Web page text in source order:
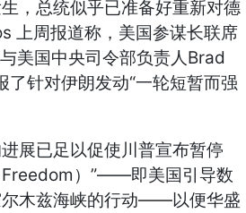
，总统似乎已准备好重新对德
上周报道称，美国参谋长联席
与美国中央司令部负责人 Brad
了针对伊朗发动“一轮短暂而强
展已足以促使川普宣布暂停
） ”——即美国引导数
木兹海峡的行动——以便华盛